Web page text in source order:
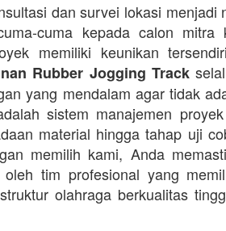
dan survei lokasi menjadi
cuma kepada calon mitra
memiliki keunikan
Rubber Jogging Track
yang mendalam agar tidak
sistem manajemen
material hingga tahap uji
memilih kami, Anda
tim profesional yang
olahraga berkualitas